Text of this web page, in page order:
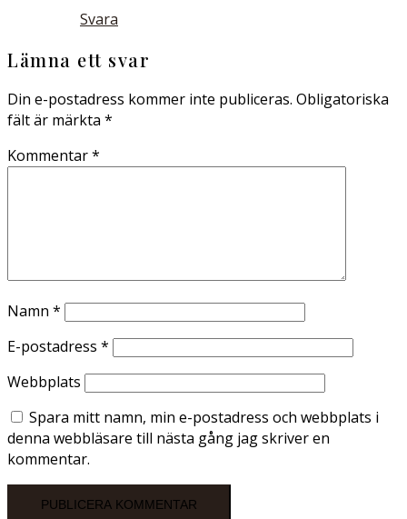
Svara
Lämna ett svar
Din e-postadress kommer inte publiceras. Obligatoriska
fält är märkta *
Kommentar*
Namn *
E-postadress *
Webbplats
Spara mitt namn, min e-postadress och webbplats i
denna webbläsare till nästa gång jag skriver en
kommentar.